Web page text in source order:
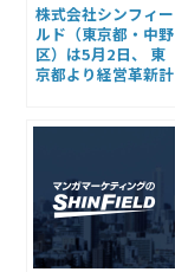
株式会社シンフィー
ルド （東京都・ 中野
区）は5月2日、 東
京都より経営革新計
ていただきます。